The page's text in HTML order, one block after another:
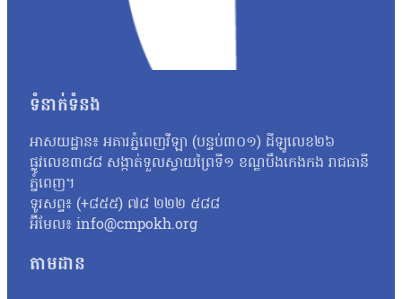
យោងតាមរបាយការណ៍ឆ្នាំ ២០២០ របស់អង្គការមូលនិធិពិភពលោកសម្រ
កណ្តាលនៃវិបត្តិអន្ទាក់នៅក្នុងតំបន់។ ទន្ទឹមនឹងនេះ ការសិក្សារួមគ្ន
ធ្លាក់ចុះ ៦៥% និងចំនួនជ្រូកព្រៃបានថយចុះ ១៥%។ អ្នកនាំពាក្យក្រសួ
ចាប់ជនល្មើសមកផ្ដន្ទាទោស។ លោកបន្ថែមថាក្រសួងបរិស្ថានបានធ្វើ
ធនធានធម្មជាតិរបស់យើង ចាំបាច់យើងរួមគ្នាការពារហើយនិងប្រយុទ្ធ
ជាមួយអាជ្ញាធរ រដ្ឋបាលខេត្ត ក្រុង ស្រុកដែលមានតំបន់ការពារចូលរួមអ
យើងក៏បានអភិវឌ្ឍន៍តំបន់ទេសចរណ៍ធម្មជាតិជួយឲ្យប្រជាពលរដ្ឋទទួ
ទំនាក់ទំនង
អាសយដ្ឋាន៖ អគារភ្នំពេញវីឡា (បន្ទប់៣០១) ដីឡូលេខ២៦
ផ្លូវលេខ៣៨៨ សង្កាត់ទួលស្វាយព្រៃទី១ ខណ្ឌបឹងកេងកង រាជធានី
ភ្នំពេញ។
ទូរសព្ទ៖ (+៨៥៥) ៧៨ ២២២ ៥៨៨
អ៊ីមែល៖ info@cmpokh.org
តាមដាន